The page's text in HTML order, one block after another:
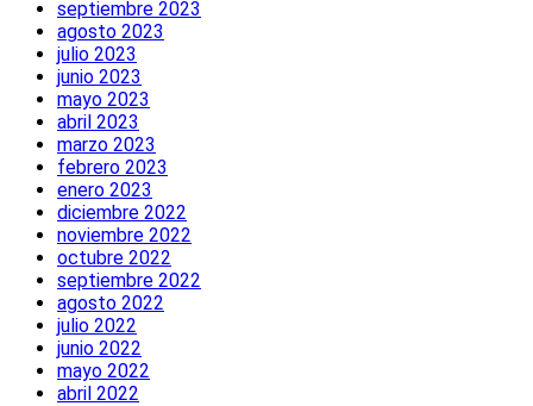
septiembre 2023
agosto 2023
julio 2023
junio 2023
mayo 2023
abril 2023
marzo 2023
febrero 2023
enero 2023
diciembre 2022
noviembre 2022
octubre 2022
septiembre 2022
agosto 2022
julio 2022
junio 2022
mayo 2022
abril 2022